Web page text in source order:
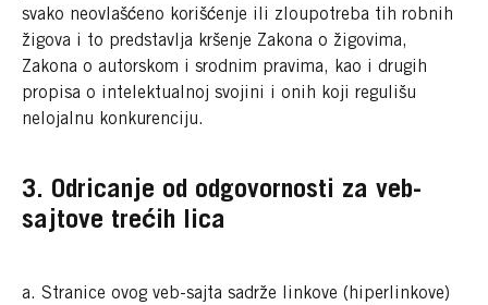
svako neovlašćeno korišćenje ili zloupotreba tih robnih
žigova i to predstavlja kršenje Zakona o žigovima,
Zakona o autorskom i srodnim pravima, kao i drugih
propisa o intelektualnoj svojini i onih koji regulišu
nelojalnu konkurenciju.
3. Odricanje od odgovornosti za veb-
sajtove trećih lica
a. Stranice ovog veb-sajta sadrže linkove (hiperlinkove)